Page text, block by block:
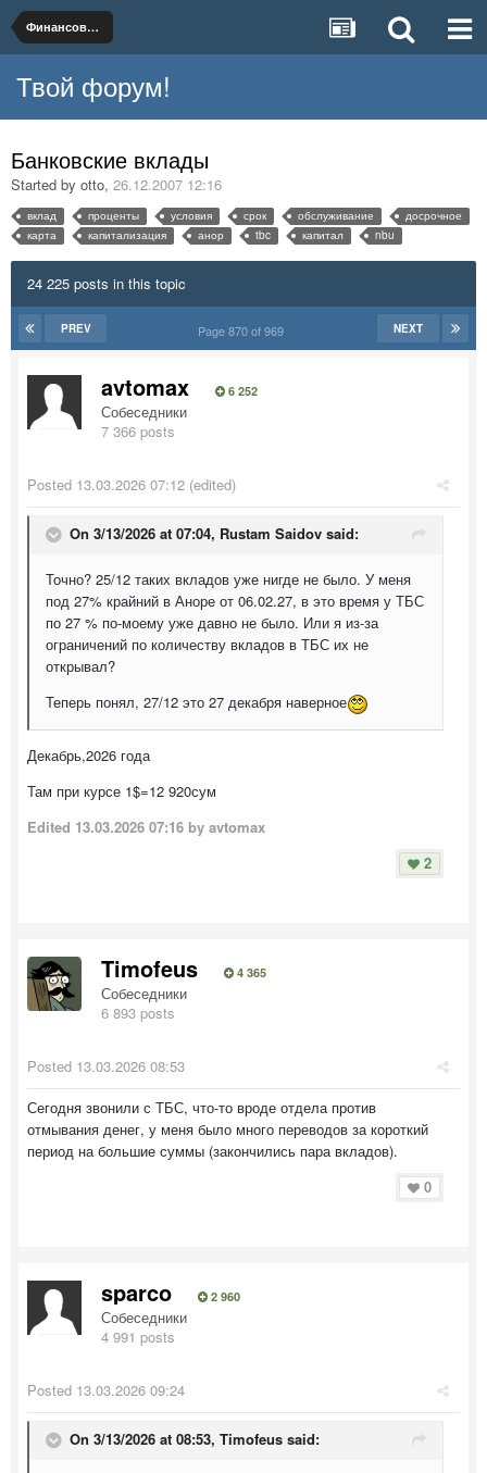
Финансовые услуги и продукты
Твой форум!
Банковские вклады
Started by otto, 26.12.2007 12:16
вклад проценты условия срок обслуживание
досрочное
карта
капитализация анор tbc капитал nbu
24 225 posts in this topic
PREV NEXT
Page 870 of 969
avtomax 6 252
Собеседники
7 366 posts
Posted 13.03.2026 07:12 (edited)
On 3/13/2026 at 07:04, Rustam Saidov said:
Точно? 25/12 таких вкладов уже нигде не было. У меня
под 27% крайний в Аноре от 06.02.27, в это время у ТБС
по 27 % по-моему уже давно не было. Или я из-за
ограничений по количеству вкладов в ТБС их не
открывал?
Теперь понял, 27/12 это 27 декабря наверное
Декабрь,2026 года
Там при курсе 1$=12 920сум
Edited 13.03.2026 07:16 by avtomax
2
Timofeus 4 365
Собеседники
6 893 posts
Posted 13.03.2026 08:53
Сегодня звонили с ТБС, что-то вроде отдела против
отмывания денег, у меня было много переводов за короткий
период на большие суммы (закончились пара вкладов).
0
sparco 2 960
Собеседники
4 991 posts
Posted 13.03.2026 09:24
On 3/13/2026 at 08:53, Timofeus said: